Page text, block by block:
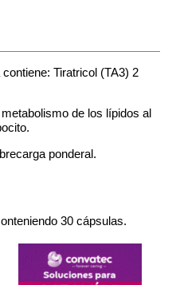
Tiratricol (TA3) 2
de los lípidos al
ponderal.
30 cápsulas.